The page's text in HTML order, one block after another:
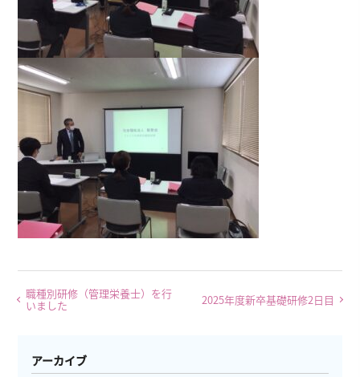
職種別研修（管理栄養士）を行
いました 2025年度新卒基礎研修2日目
アーカイブ